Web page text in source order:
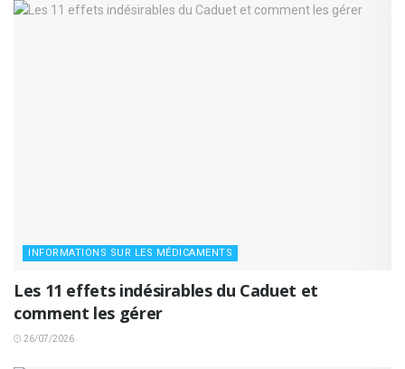
INFORMATIONS SUR LES MÉDICAMENTS
Les 11 effets indésirables du Caduet et
comment les gérer
26/07/2026